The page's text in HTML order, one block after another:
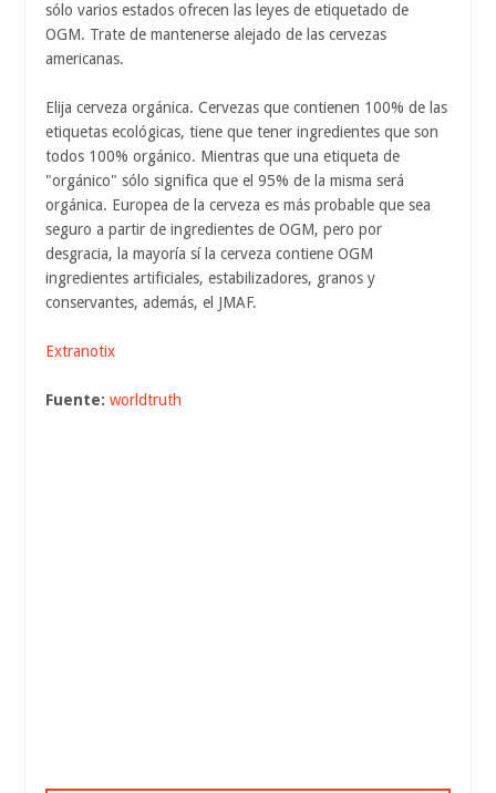
sólo varios estados ofrecen las leyes de etiquetado de
OGM. Trate de mantenerse alejado de las cervezas
americanas.
Elija cerveza orgánica. Cervezas que contienen 100% de las
etiquetas ecológicas, tiene que tener ingredientes que son
todos 100% orgánico. Mientras que una etiqueta de
"orgánico" sólo significa que el 95% de la misma será
orgánica. Europea de la cerveza es más probable que sea
seguro a partir de ingredientes de OGM, pero por
desgracia, la mayoría sí la cerveza contiene OGM
ingredientes artificiales, estabilizadores, granos y
conservantes, además, el JMAF.
Extranotix
Fuente: worldtruth